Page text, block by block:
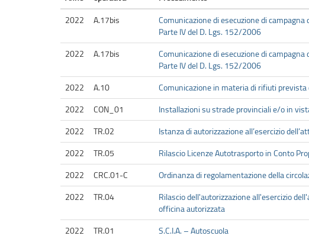
2022
A.17bis
Comunicazione di esecuzione di
Parte IV del D. Lgs. 152/2006
2022 A.17bis
Comunicazione di esecuzione di
Parte IV del D. Lgs. 152/2006
2022 A.10 Comunicazione in materia di rifiuti
2022
CON_01 Installazioni su strade provinciali e/o in
2022
TR.02 Istanza di autorizzazione all’esercizio
2022
TR.05 Rilascio Licenze Autotrasporto in Conto
2022
CRC.01-C Ordinanza di regolamentazione della
2022
TR.04
Rilascio dell'autorizzazione all'esercizio
officina autorizzata
2022 TR.01 S.C.I.A. – Autoscuola